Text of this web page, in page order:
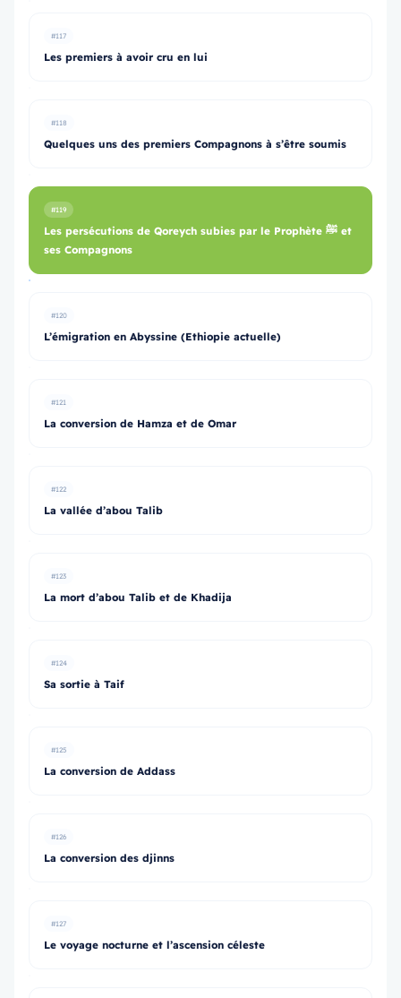
#117
Les premiers à avoir cru en lui
#118
Quelques uns des premiers Compagnons à s’être soumis
#119
Les persécutions de Qoreych subies par le Prophète ﷺ et
ses Compagnons
#120
L’émigration en Abyssine (Ethiopie actuelle)
#121
La conversion de Hamza et de Omar
#122
La vallée d’abou Talib
#123
La mort d’abou Talib et de Khadija
#124
Sa sortie à Taif
#125
La conversion de Addass
#126
La conversion des djinns
#127
Le voyage nocturne et l’ascension céleste